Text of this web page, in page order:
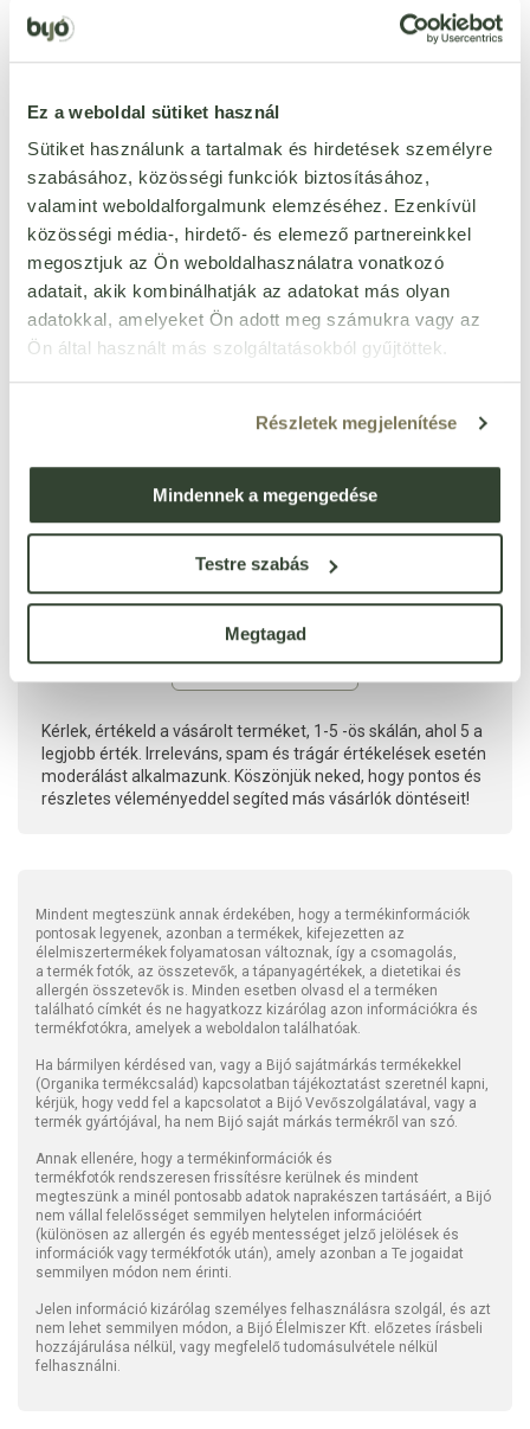
Ez a weboldal sütiket használ
Sütiket használunk a tartalmak és hirdetések személyre
szabásához, közösségi funkciók biztosításához,
valamint weboldalforgalmunk elemzéséhez. Ezenkívül
közösségi média-, hirdető- és elemező partnereinkkel
megosztjuk az Ön weboldalhasználatra vonatkozó
adatait, akik kombinálhatják az adatokat más olyan
adatokkal, amelyeket Ön adott meg számukra vagy az
Ön által használt más szolgáltatásokból gyűjtöttek.
Részletek megjelenítése
Mindennek a megengedése
Testre szabás
Megtagad
ÉRTÉKELÉST ÍROK
Kérlek, értékeld a vásárolt terméket, 1-5 -ös skálán, ahol 5 a
legjobb érték. Irreleváns, spam és trágár értékelések esetén
moderálást alkalmazunk. Köszönjük neked, hogy pontos és
részletes véleményeddel segíted más vásárlók döntéseit!
Mindent megteszünk annak érdekében, hogy a termékinformációk
pontosak legyenek, azonban a termékek, kifejezetten az
élelmiszertermékek folyamatosan változnak, így a csomagolás,
a termék fotók, az összetevők, a tápanyagértékek, a dietetikai és
allergén összetevők is. Minden esetben olvasd el a terméken
található címkét és ne hagyatkozz kizárólag azon információkra és
termékfotókra, amelyek a weboldalon találhatóak.
Ha bármilyen kérdésed van, vagy a Bijó sajátmárkás termékekkel
(Organika termékcsalád) kapcsolatban tájékoztatást szeretnél kapni,
kérjük, hogy vedd fel a kapcsolatot a Bijó Vevőszolgálatával, vagy a
termék gyártójával, ha nem Bijó saját márkás termékről van szó.
Annak ellenére, hogy a termékinformációk és
termékfotók rendszeresen frissítésre kerülnek és mindent
megteszünk a minél pontosabb adatok naprakészen tartásáért, a Bijó
nem vállal felelősséget semmilyen helytelen információért
(különösen az allergén és egyéb mentességet jelző jelölések és
információk vagy termékfotók után), amely azonban a Te jogaidat
semmilyen módon nem érinti.
Jelen információ kizárólag személyes felhasználásra szolgál, és azt
nem lehet semmilyen módon, a Bijó Élelmiszer Kft. előzetes írásbeli
hozzájárulása nélkül, vagy megfelelő tudomásulvétele nélkül
felhasználni.